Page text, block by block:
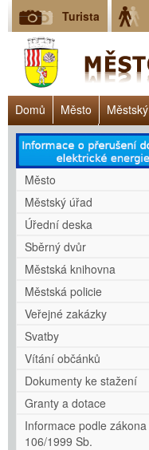
Turista
Domů Město
Úřad práce ČR
Lokalita
Město
Městský úřad
Úřední deska
Sběrný dvůr
Městská knihovna
Městská policie
Veřejné zakázky
Svatby
Vítání občánků
Dokumenty ke stažení
Granty a dotace
Informace podle zákona
106/1999 Sb.